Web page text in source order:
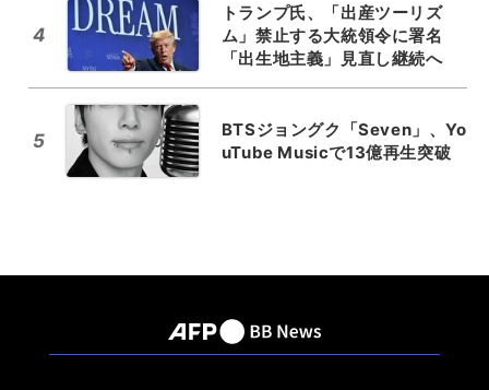
4
トランプ氏、「出産ツーリズ
ム」禁止する大統領令に署名
「出生地主義」見直し継続へ
5
BTSジョングク「Seven」、Yo
uTube Musicで13億再生突破